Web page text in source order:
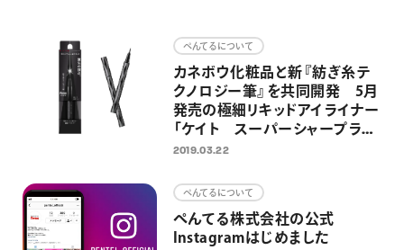
その他
ぺんてるについて
カネボウ化粧品と新『紡ぎ糸テ
クノロジー筆』を共同開発 5月
発売の極細リキッドアイライナー
「ケイト スーパーシャープライ
ナーEX2.0」に搭載
2019.03.22
ぺんてるについて
ぺんてる株式会社の公式
Instagramはじめました